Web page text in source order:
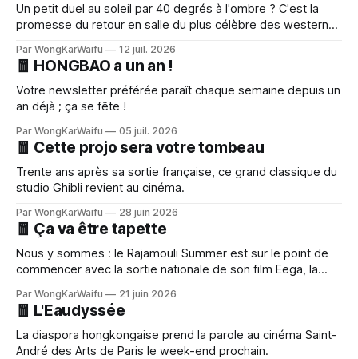
Un petit duel au soleil par 40 degrés à l'ombre ? C'est la
promesse du retour en salle du plus célèbre des westerns
woon.
Par WongKarWaifu 12 juil. 2026
🧧 HONGBAO a un an !
Votre newsletter préférée paraît chaque semaine depuis un
an déjà ; ça se fête !
Par WongKarWaifu 05 juil. 2026
🧧 Cette projo sera votre tombeau
Trente ans après sa sortie française, ce grand classique du
studio Ghibli revient au cinéma.
Par WongKarWaifu 28 juin 2026
🧧 Ça va être tapette
Nous y sommes : le Rajamouli Summer est sur le point de
commencer avec la sortie nationale de son film Eega, la
Par WongKarWaifu 21 juin 2026
🧧 L'Eaudyssée
La diaspora hongkongaise prend la parole au cinéma Saint-
André des Arts de Paris le week-end prochain.